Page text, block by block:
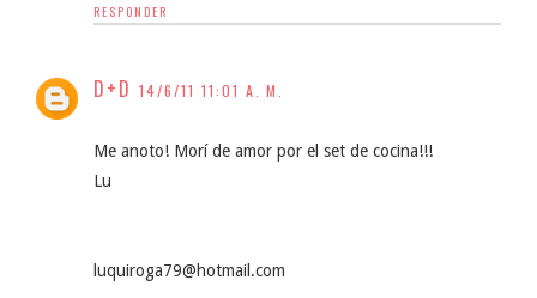
RESPONDER
D+D 14/6/11 11:01 A. M.
Me anoto! Morí de amor por el set de cocina!!!
Lu
luquiroga79@hotmail.com